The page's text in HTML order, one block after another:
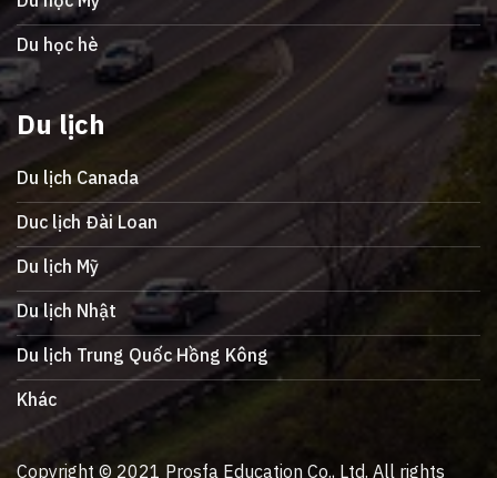
Du học hè
Du lịch
Du lịch Canada
Duc lịch Đài Loan
Du lịch Mỹ
Du lịch Nhật
Du lịch Trung Quốc Hồng Kông
Khác
Copyright © 2021 Prosfa Education Co., Ltd. All rights